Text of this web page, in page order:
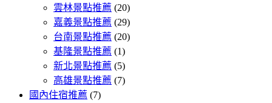
雲林景點推薦 (20)
嘉義景點推薦 (29)
台南景點推薦 (20)
基隆景點推薦 (1)
新北景點推薦 (5)
高雄景點推薦 (7)
國內住宿推薦 (7)